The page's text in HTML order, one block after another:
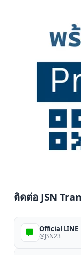
ติดต่อ JSN
Official LINE
@JSN23